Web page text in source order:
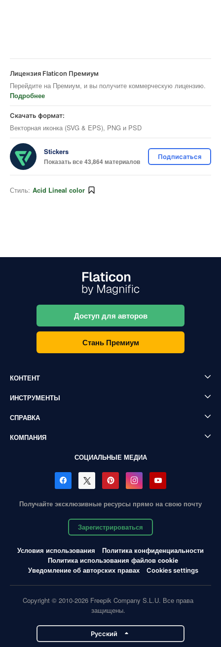
Лицензия Flaticon Премиум
Перейдите на Премиум, и вы получите коммерческую лицензию.
Подробнее
Скачать формат:
Векторная иконка (SVG & EPS), PNG и PSD
Stickers
Показать все 43,864 материалов
Подписаться
Стиль: Acid Lineal color
Доступ для авторов
Стань Премиум
КОНТЕНТ
ИНСТРУМЕНТЫ
СПРАВКА
КОМПАНИЯ
СОЦИАЛЬНЫЕ МЕДИА
Получайте эксклюзивные ресурсы прямо на свою почту
Зарегистрироваться
Условия использования
Политика конфиденциальности
Политика использования файлов cookie
Уведомление об авторских правах
Cookies settings
Copyright © 2010-2026 Freepik Company S.L.U. Все права
защищены.
Pусский